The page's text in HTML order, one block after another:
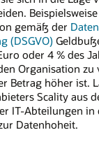
gemäß der
(DSGVO)
oder 4 % des
Organisation zu
Betrag höher ist.
Scality aus
IT-Abteilungen in
Datenhoheit.